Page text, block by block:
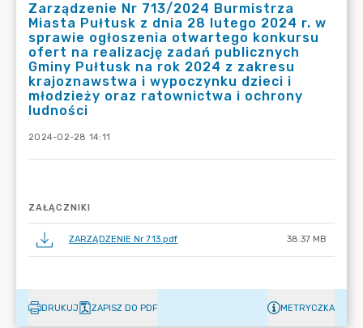
Zarządzenie Nr 713/2024 Burmistrza
Miasta Pułtusk z dnia 28 lutego 2024 r. w
sprawie ogłoszenia otwartego konkursu
ofert na realizację zadań publicznych
Gminy Pułtusk na rok 2024 z zakresu
krajoznawstwa i wypoczynku dzieci i
młodzieży oraz ratownictwa i ochrony
ludności
2024-02-28 14:11
ZAŁĄCZNIKI
ZARZĄDZENIE Nr 713.pdf 38.37 MB
DRUKUJ ZAPISZ DO PDF METRYCZKA